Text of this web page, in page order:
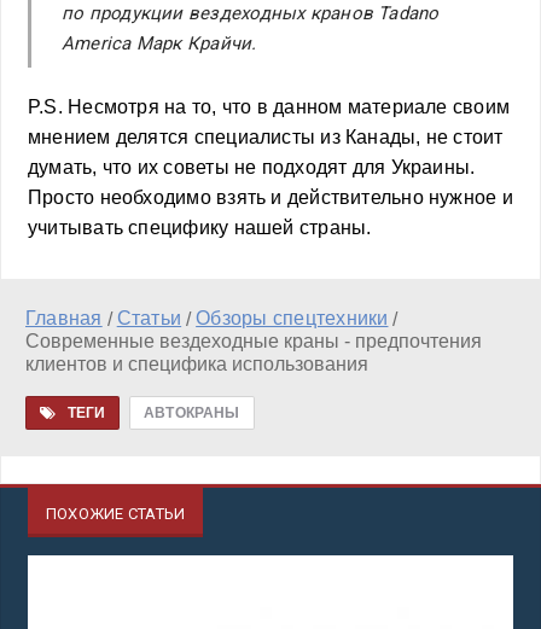
по продукции вездеходных кранов Tadano
America Марк Крайчи.
P.S. Несмотря на то, что в данном материале своим
мнением делятся специалисты из Канады, не стоит
думать, что их советы не подходят для Украины.
Просто необходимо взять и действительно нужное и
учитывать специфику нашей страны.
Главная / Статьи /Обзоры спецтехники /
Современные вездеходные краны - предпочтения
клиентов и специфика использования
ТЕГИ АВТОКРАНЫ
ПОХОЖИЕ СТАТЬИ